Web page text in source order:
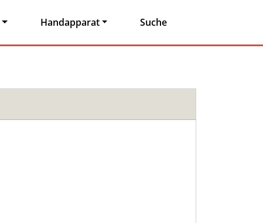
Handapparat Suche